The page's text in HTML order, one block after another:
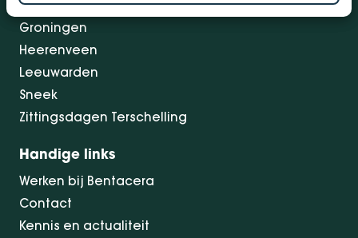
Drachten
Groningen
Heerenveen
Leeuwarden
Sneek
Zittingsdagen Terschelling
Handige links
Werken bij Bentacera
Contact
Kennis en actualiteit